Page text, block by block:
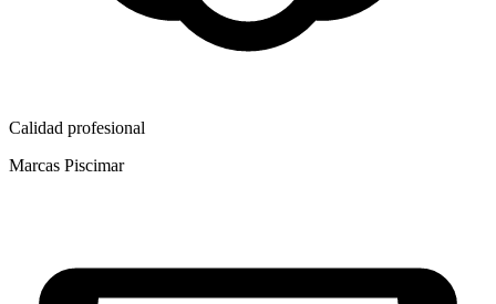
Calidad profesional
Marcas Piscimar